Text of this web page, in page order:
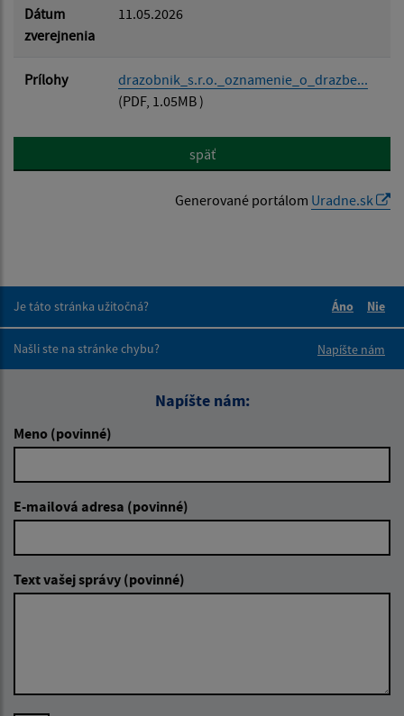
Dátum
zverejnenia
11.05.2026
Prílohy
drazobnik_s.r.o._oznamenie_o_drazbe...
(PDF, 1.05MB )
späť
Generované portálom Uradne.sk
Je táto stránka užitočná?
Áno
Nie
Našli ste na stránke chybu?
Napíšte nám
Napíšte nám:
Meno (povinné)
E-mailová adresa (povinné)
Text vašej správy (povinné)